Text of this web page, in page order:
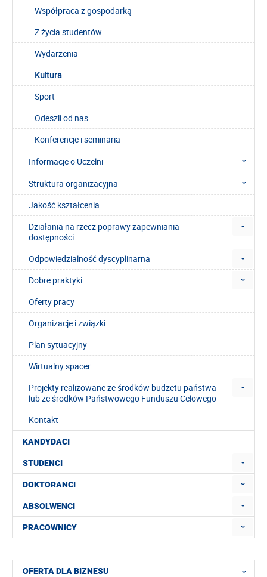
Współpraca z gospodarką
Z życia studentów
Wydarzenia
Kultura
Sport
Odeszli od nas
Konferencje i seminaria
Informacje o Uczelni
Struktura organizacyjna
Jakość kształcenia
Działania na rzecz poprawy zapewniania
dostępności
Odpowiedzialność dyscyplinarna
Dobre praktyki
Oferty pracy
Organizacje i związki
Plan sytuacyjny
Wirtualny spacer
Projekty realizowane ze środków budżetu państwa
lub ze środków Państwowego Funduszu Celowego
Kontakt
KANDYDACI
STUDENCI
DOKTORANCI
ABSOLWENCI
PRACOWNICY
OFERTA DLA BIZNESU